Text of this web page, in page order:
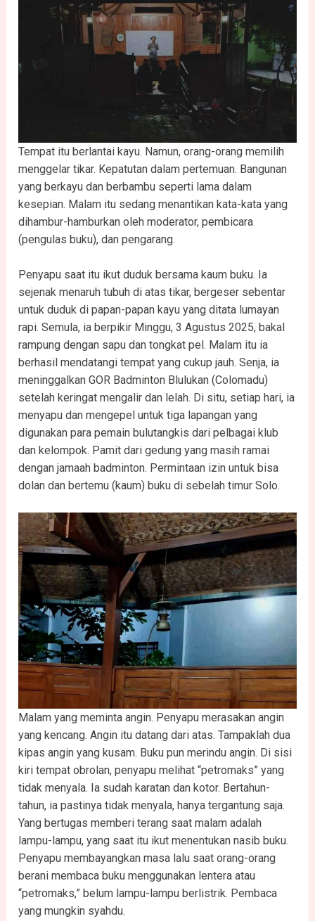
Tempat itu berlantai kayu. Namun, orang-orang memilih
menggelar tikar. Kepatutan dalam pertemuan. Bangunan
yang berkayu dan berbambu seperti lama dalam
kesepian. Malam itu sedang menantikan kata-kata yang
dihambur-hamburkan oleh moderator, pembicara
(pengulas buku), dan pengarang.
Penyapu saat itu ikut duduk bersama kaum buku. Ia
sejenak menaruh tubuh di atas tikar, bergeser sebentar
untuk duduk di papan-papan kayu yang ditata lumayan
rapi. Semula, ia berpikir Minggu, 3 Agustus 2025, bakal
rampung dengan sapu dan tongkat pel. Malam itu ia
berhasil mendatangi tempat yang cukup jauh. Senja, ia
meninggalkan GOR Badminton Blulukan (Colomadu)
setelah keringat mengalir dan lelah. Di situ, setiap hari, ia
menyapu dan mengepel untuk tiga lapangan yang
digunakan para pemain bulutangkis dari pelbagai klub
dan kelompok. Pamit dari gedung yang masih ramai
dengan jamaah badminton. Permintaan izin untuk bisa
dolan dan bertemu (kaum) buku di sebelah timur Solo.
Malam yang meminta angin. Penyapu merasakan angin
yang kencang. Angin itu datang dari atas. Tampaklah dua
kipas angin yang kusam. Buku pun merindu angin. Di sisi
kiri tempat obrolan, penyapu melihat “petromaks” yang
tidak menyala. Ia sudah karatan dan kotor. Bertahun-
tahun, ia pastinya tidak menyala, hanya tergantung saja.
Yang bertugas memberi terang saat malam adalah
lampu-lampu, yang saat itu ikut menentukan nasib buku.
Penyapu membayangkan masa lalu saat orang-orang
berani membaca buku menggunakan lentera atau
“petromaks,” belum lampu-lampu berlistrik. Pembaca
yang mungkin syahdu.